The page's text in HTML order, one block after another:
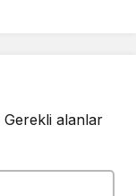
Gerekli alanlar